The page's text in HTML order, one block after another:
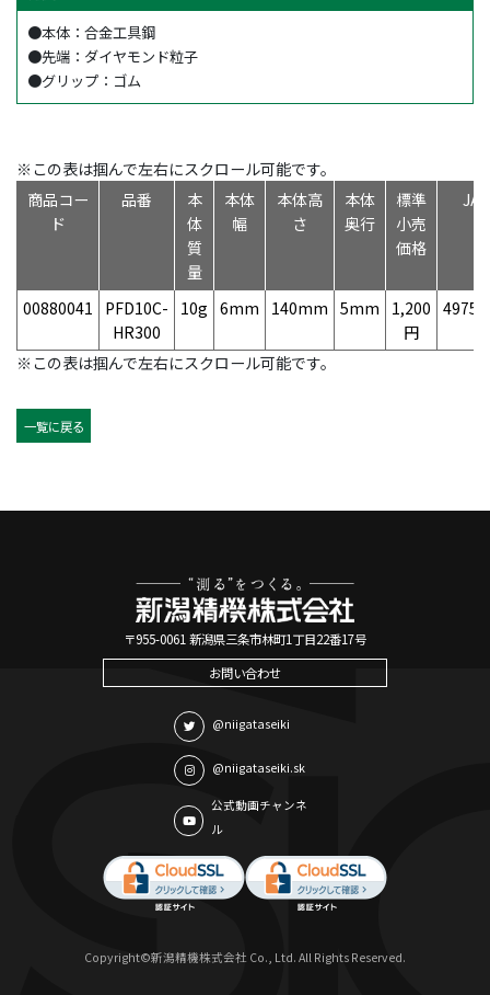
●本体：合金工具鋼
●先端：ダイヤモンド粒子
●グリップ：ゴム
※この表は掴んで左右にスクロール可能です。
商品コー
ド
品番
本
体
質
量
本体
幅
本体高
さ
本体
奥行
標準
小売
価格
00880041
PFD10C-
HR300
10g 6mm 140mm 5mm
1,200
円
※この表は掴んで左右にスクロール可能です。
一覧に戻る
〒955-0061 新潟県三条市林町1丁目22番17号
お問い合わせ
@niigataseiki
@niigataseiki.sk
公式動画チャンネ
ル
Copyright©新潟精機株式会社 Co., Ltd. All Rights Reserved.